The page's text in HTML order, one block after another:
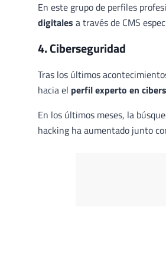
En este grupo de perfiles
digitales a través de CMS
4. Ciberseguridad
Tras los últimos
hacia el perfil experto en
En los últimos meses, la
hacking ha aumentado junto